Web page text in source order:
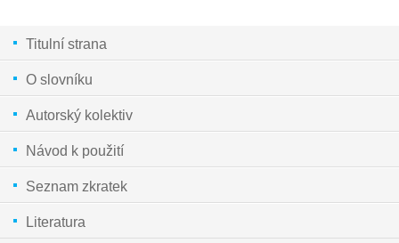
Titulní strana
O slovníku
Autorský kolektiv
Návod k použití
Seznam zkratek
Literatura